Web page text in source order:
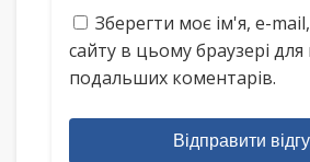
Зберегти моє ім'я, e-
сайту в цьому браузері для
подальших коментарів.
Відправити